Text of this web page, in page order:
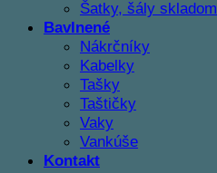
Šatky, šály skladom
Bavlnené
Nákrčníky
Kabelky
Tašky
Taštičky
Vaky
Vankúše
Kontakt